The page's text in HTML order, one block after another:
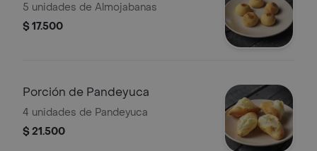
5 unidades de Almojabanas
$ 17.500
Porción de Pandeyuca
4 unidades de Pandeyuca
$ 21.500